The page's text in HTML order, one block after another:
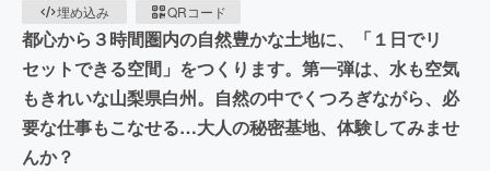
埋め込み
QRコード
都心から３時間圏内の自然豊かな土地に、「１日でリ
セットできる空間」をつくります。第一弾は、水も空気
もきれいな山梨県白州。自然の中でくつろぎながら、必
要な仕事もこなせる…大人の秘密基地、体験してみませ
んか？